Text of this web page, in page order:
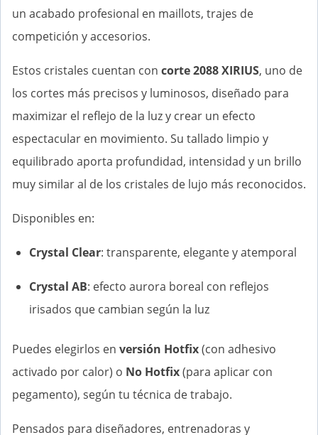
un acabado profesional en maillots, trajes de
competición y accesorios.
Estos cristales cuentan con corte 2088 XIRIUS, uno de
los cortes más precisos y luminosos, diseñado para
maximizar el reflejo de la luz y crear un efecto
espectacular en movimiento. Su tallado limpio y
equilibrado aporta profundidad, intensidad y un brillo
muy similar al de los cristales de lujo más reconocidos.
Disponibles en:
Crystal Clear: transparente, elegante y atemporal
Crystal AB: efecto aurora boreal con reflejos
irisados que cambian según la luz
Puedes elegirlos en versión Hotfix(con adhesivo
activado por calor) o No Hotfix(para aplicar con
pegamento), según tu técnica de trabajo.
Pensados para diseñadores, entrenadoras y